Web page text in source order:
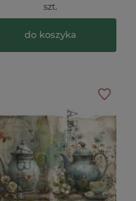
szt.
do koszyka